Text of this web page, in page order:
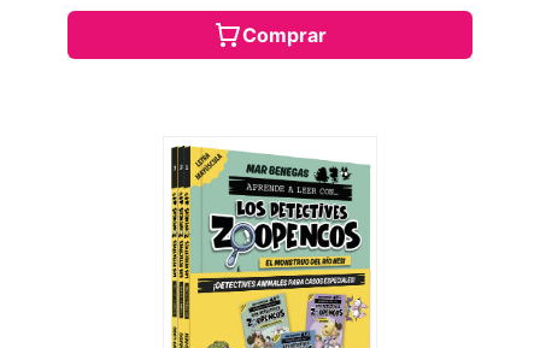
Comprar